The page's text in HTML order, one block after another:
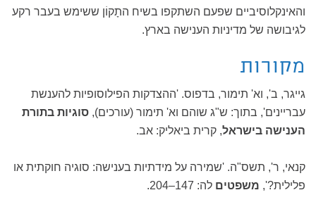
והאינקלוסיביים שפעם השתקפו בשיח התָקוֹן ששימש בעבר רקע
לגיבושה של מדיניות הענישה בארץ.
מקורות
גייגר, ב', וא' תימור, בדפוס. 'ההצדקות הפילוסופיות להענשת
עבריינים', בתוך: ש"ג שוהם וא' תימור (עורכים), סוגיות בתורת
הענישה בישראל, קרית ביאליק: אב.
קנאי, ר', תשס"ה. 'שמירה על מידתיות בענישה: סוגיה חוקתית או
פלילית?', משפטים לה: 147–204.